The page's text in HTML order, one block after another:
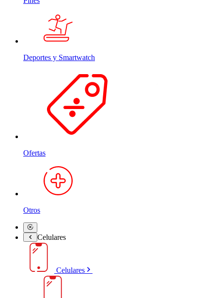
Deportes y Smartwatch
Ofertas
Otros
Celulares
Celulares